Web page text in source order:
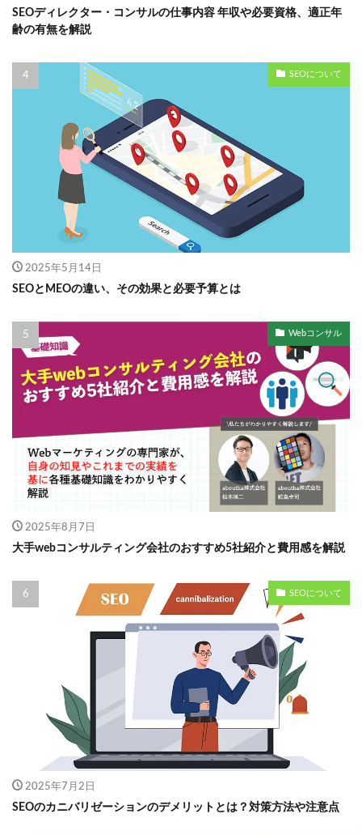
SEOディレクター・コンサルの仕事内容 年収や必要資格、適正年
齢の有無を解説
SEOについて
2025年5月14日
SEOとMEOの違い、その効果と必要予算とは
Webコンサル
2025年8月7日
大手webコンサルティング会社のおすすめ5社紹介と費用感を解説
SEOについて
2025年7月2日
SEOのカニバリゼーションのデメリットとは？対策方法や注意点